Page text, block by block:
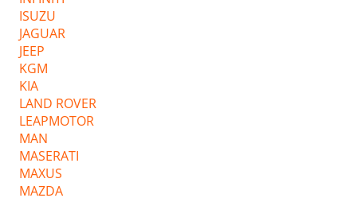
ISUZU
JAGUAR
JEEP
KGM
KIA
LAND ROVER
LEAPMOTOR
MAN
MASERATI
MAXUS
MAZDA